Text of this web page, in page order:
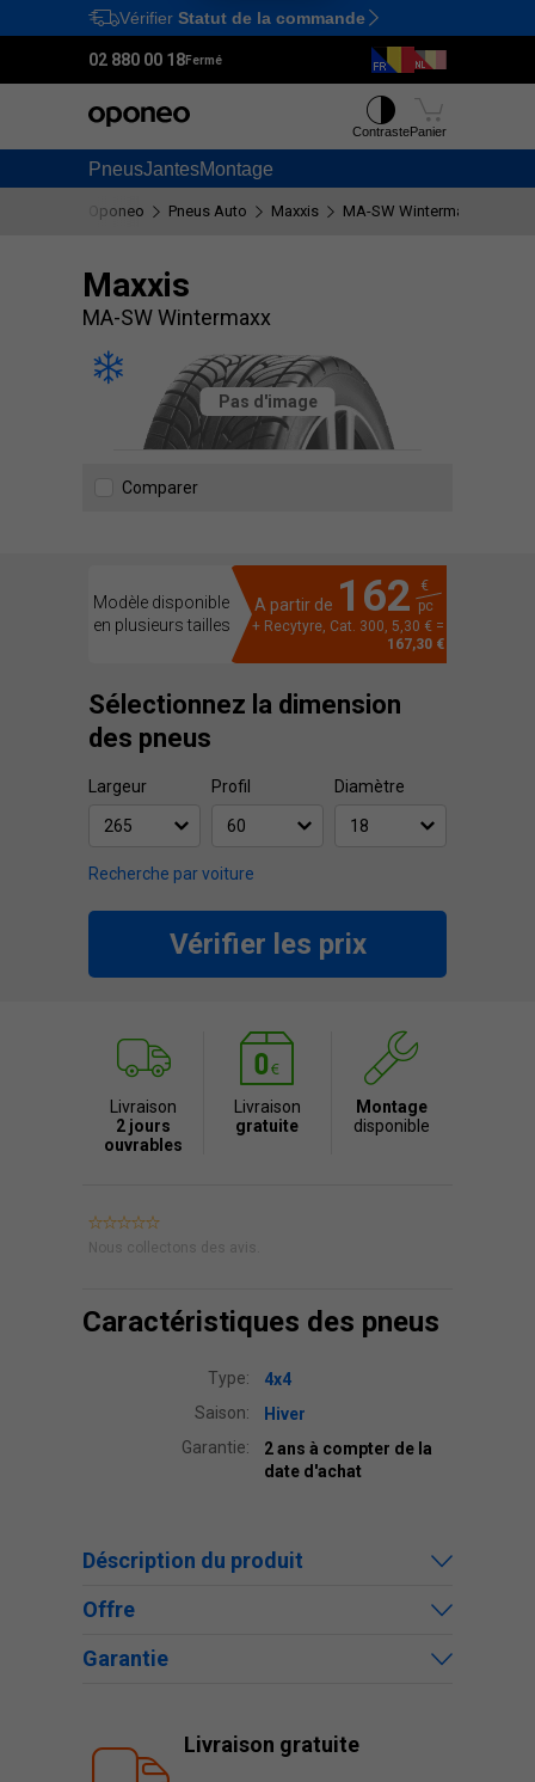
Ctrl M
Vérifier Statut de la commande
02 880 00 18Fermé
PneusJantesMontage
ContrastePanier
Oponeo Pneus Auto Maxxis MA-SW Wintermaxx
Maxxis
MA-SW Wintermaxx
Pas d'image
Comparer
Modèle disponible
en plusieurs tailles
A partir de 162
€
pc
+ Recytyre, Cat. 300, 5,30 € =
167,30 €
Sélectionnez la dimension
des pneus
Largeur Profil Diamètre
Recherche par voiture
Vérifier les prix
Livraison
2 jours
ouvrables
Livraison
gratuite
Montage
disponible
Nous collectons des avis.
Caractéristiques des pneus
Type:
4x4
Saison:
Hiver
Garantie:
2 ans à compter de la
date d'achat
Déscription du produit
Offre
Garantie
Livraison gratuite